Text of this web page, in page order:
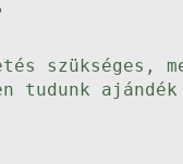
szükséges,
tudunk